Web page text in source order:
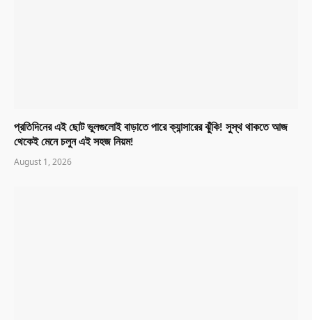
প্রতিদিনের এই ছোট ভুলগুলোই বাড়াতে পারে ক্যান্সারের ঝুঁকি! সুস্থ থাকতে আজ
থেকেই মেনে চলুন এই সহজ নিয়ম!
August 1, 2026